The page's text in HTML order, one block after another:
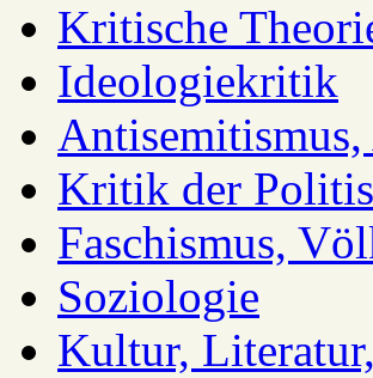
Kritische
Ideologiekritik
Kritik der
Faschismus,
Soziologie
Kultur,